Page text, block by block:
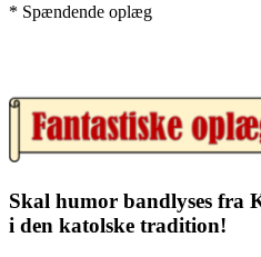
* Spændende oplæg
Skal humor bandlyses fra
i den katolske tradition!